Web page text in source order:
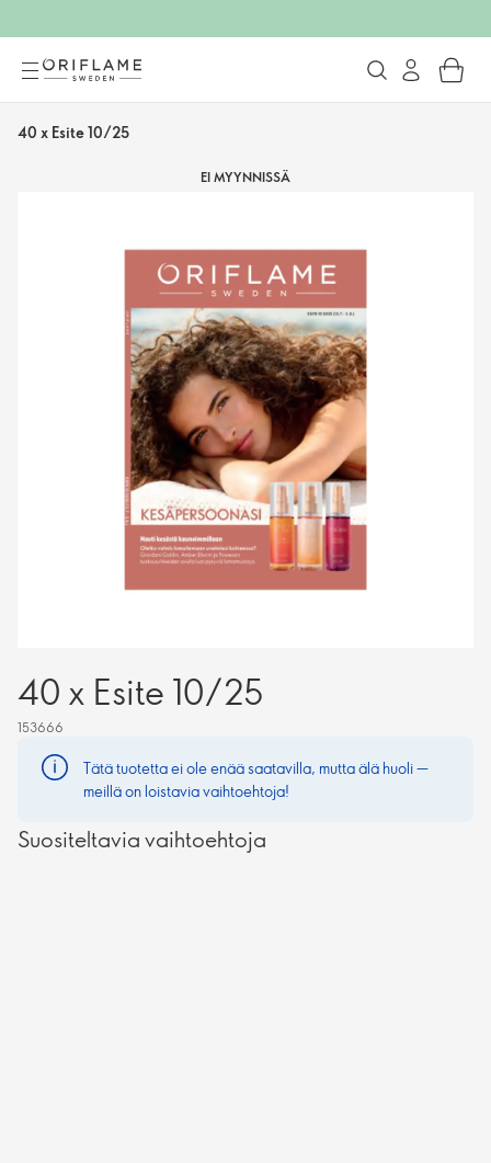
40 x Esite 10/25
EI MYYNNISSÄ
40 x Esite 10/25
153666
Tätä tuotetta ei ole enää saatavilla, mutta älä huoli —
meillä on loistavia vaihtoehtoja!
Suositeltavia vaihtoehtoja